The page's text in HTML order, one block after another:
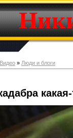
Видео » Люди и блоги